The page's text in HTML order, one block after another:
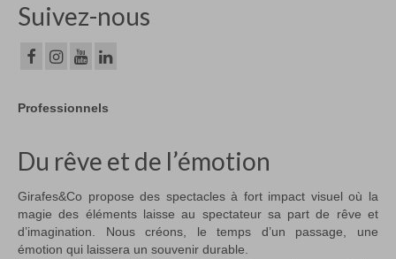
Suivez-nous
Professionnels
Du rêve et de l’émotion
Girafes&Co propose des spectacles à fort impact visuel où la
magie des éléments laisse au spectateur sa part de rêve et
d’imagination. Nous créons, le temps d’un passage, une
émotion qui laissera un souvenir durable.